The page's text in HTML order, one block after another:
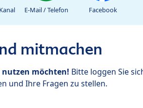
E-Mail / Telefon Facebook
mitmachen
nutzen möchten! Bitte loggen Sie
und Ihre Fragen zu stellen.